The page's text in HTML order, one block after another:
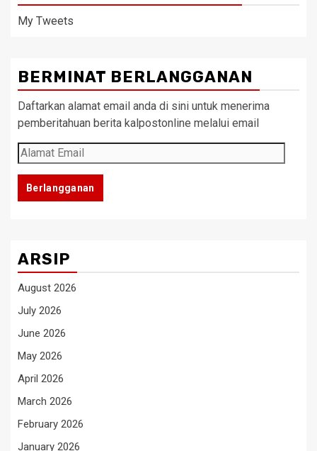
My Tweets
BERMINAT BERLANGGANAN
Daftarkan alamat email anda di sini untuk menerima
pemberitahuan berita kalpostonline melalui email
Alamat
Email
Berlangganan
ARSIP
August 2026
July 2026
June 2026
May 2026
April 2026
March 2026
February 2026
January 2026